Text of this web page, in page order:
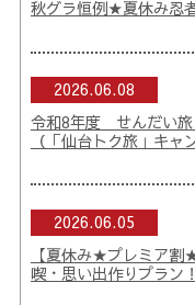
秋グラ恒例★夏休み忍
2026.06.08
令和8年度 せんだい
（「仙台トク旅」キャ
2026.06.05
【夏休み★プレミア
喫・思い出作りプラン！